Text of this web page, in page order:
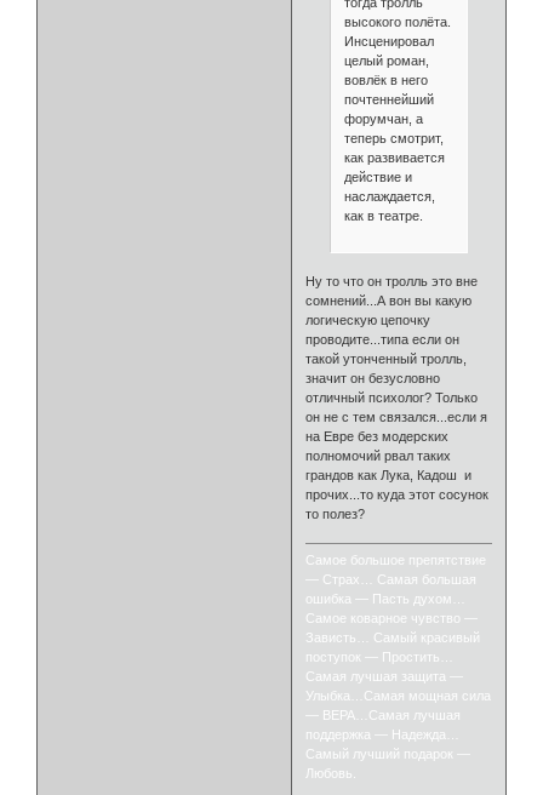
высокого полёта.
Инсценировал
целый роман,
вовлёк в него
почтеннейший
форумчан, а
теперь смотрит,
как развивается
действие и
наслаждается,
как в театре.
Ну то что он тролль это вне
сомнений...А вон вы какую
логическую цепочку
проводите...типа если он
такой утонченный тролль,
значит он безусловно
отличный психолог? Только
он не с тем связался...если я
на Евре без модерских
полномочий рвал таких
грандов как Лука, Кадош и
прочих...то куда этот сосунок
то полез?
Самое большое препятствие
— Страх… Самая большая
ошибка — Пасть духом…
Самое коварное чувство —
Зависть… Самый красивый
поступок — Простить…
Самая лучшая защита —
Улыбка…Самая мощная сила
— ВЕРА…Самая лучшая
поддержка — Надежда…
Самый лучший подарок —
Любовь.